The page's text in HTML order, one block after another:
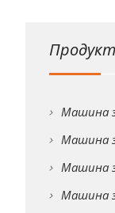
Машина
Машина
Машина
Машина